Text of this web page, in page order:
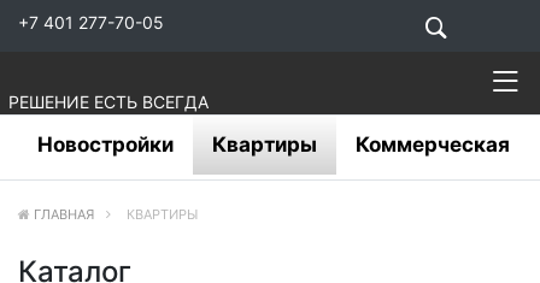
+7 401 277-70-05
РЕШЕНИЕ ЕСТЬ ВСЕГДА
Новостройки Квартиры Коммерческая
ГЛАВНАЯ КВАРТИРЫ
Каталог